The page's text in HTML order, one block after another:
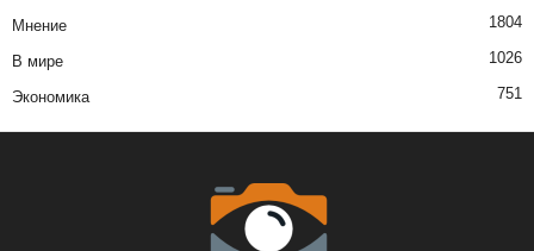
Мнение 1804
В мире 1026
Экономика 751